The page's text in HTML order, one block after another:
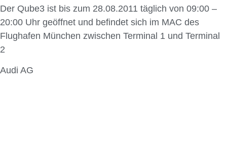
Der Qube3 ist bis zum 28.08.2011 täglich von 09:00 –
20:00 Uhr geöffnet und befindet sich im MAC des
Flughafen München zwischen Terminal 1 und Terminal
2
Audi AG